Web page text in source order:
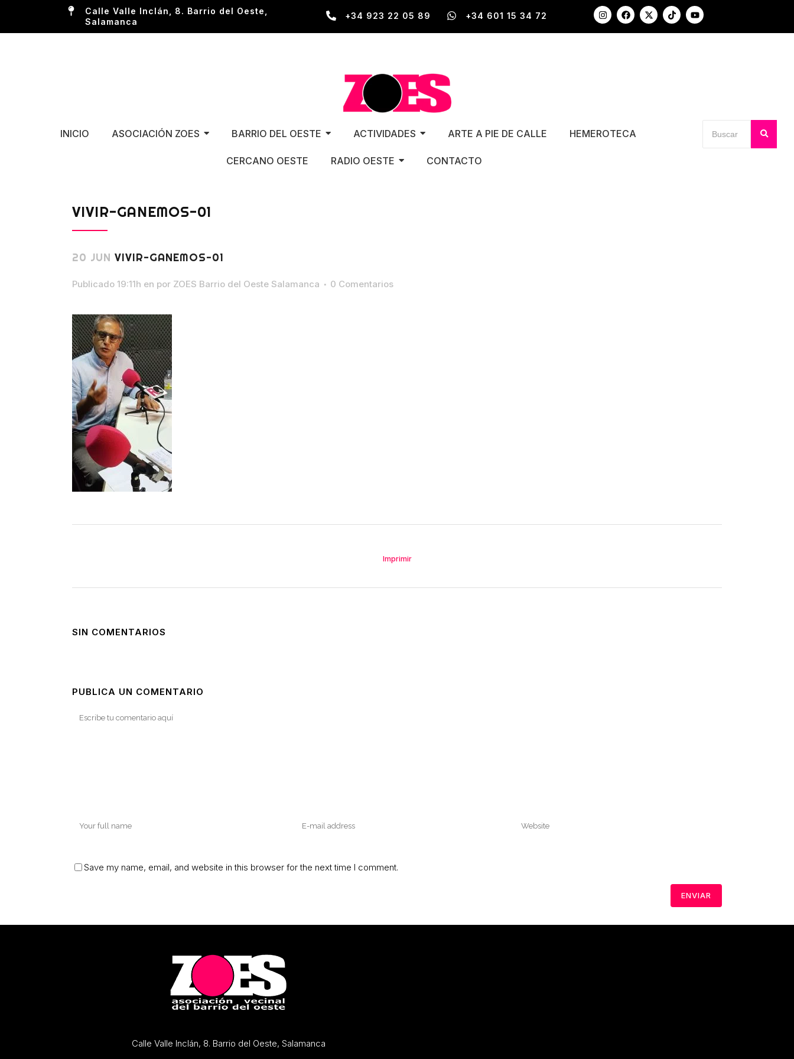
Calle Valle Inclán, 8. Barrio del Oeste,
Salamanca
+34 923 22 05 89 +34 601 15 34 72
INICIO ASOCIACIÓN ZOES BARRIO DEL OESTE ACTIVIDADES ARTE A PIE DE CALLE HEMEROTECA
CERCANO OESTE RADIO OESTE CONTACTO
VIVIR-GANEMOS-01
20 JUN VIVIR-GANEMOS-01
Publicado 19:11h en por ZOES Barrio del Oeste Salamanca 0 Comentarios
Imprimir
SIN COMENTARIOS
PUBLICA UN COMENTARIO
Save my name, email, and website in this browser for the next time I comment.
Calle Valle Inclán, 8. Barrio del Oeste, Salamanca